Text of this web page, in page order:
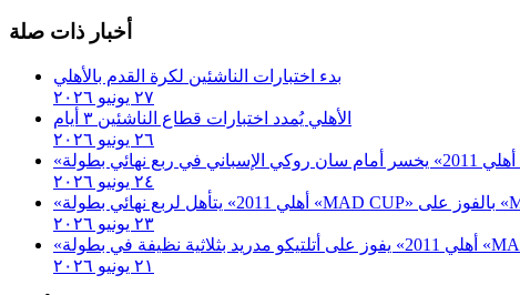
أخبار ذات صلة
بدء اختبارات الناشئين لكرة القدم بالأهلي
٢٧ يونيو ٢٠٢٦
الأهلي يُمدد اختبارات قطاع الناشئين ٣ أيام
٢٦ يونيو ٢٠٢٦
٢٤ يونيو ٢٠٢٦
٢٣ يونيو ٢٠٢٦
٢١ يونيو ٢٠٢٦